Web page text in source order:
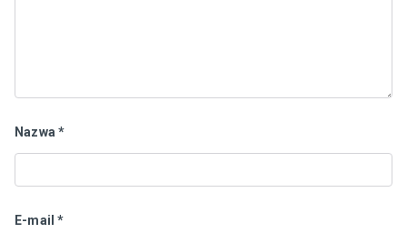
Nazwa*
E-mail*